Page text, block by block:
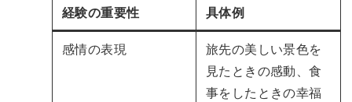
経験の重要性 具体例
感情の表現
旅先の美しい景色を
見たときの感動、食
事をしたときの幸福